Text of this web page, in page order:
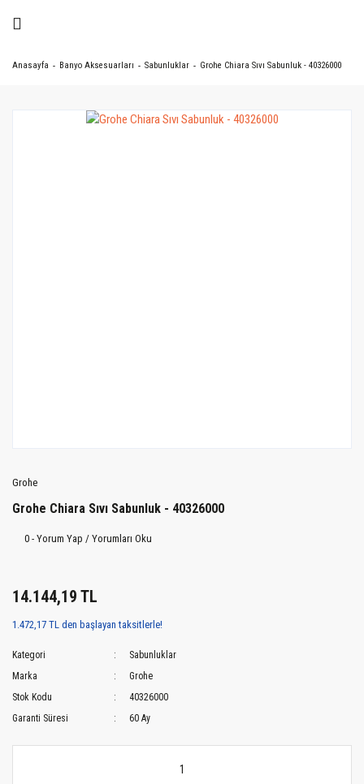
Anasayfa Banyo Aksesuarları Sabunluklar Grohe Chiara Sıvı Sabunluk - 40326000
Grohe
Grohe Chiara Sıvı Sabunluk - 40326000
0 - Yorum Yap / Yorumları Oku
14.144,19 TL
1.472,17 TL den başlayan taksitlerle!
Kategori
Sabunluklar
Marka
Grohe
Stok Kodu
40326000
Garanti Süresi
60 Ay